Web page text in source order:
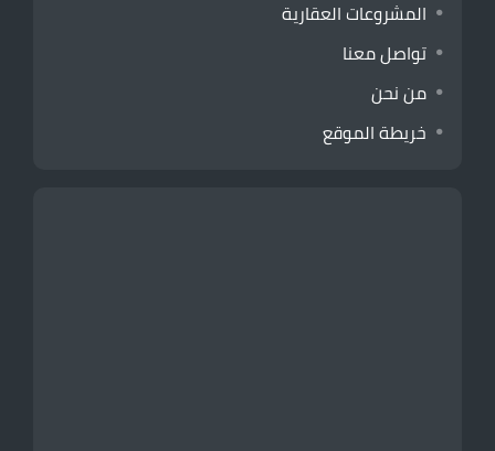
المشروعات العقارية
تواصل معنا
من نحن
خريطة الموقع